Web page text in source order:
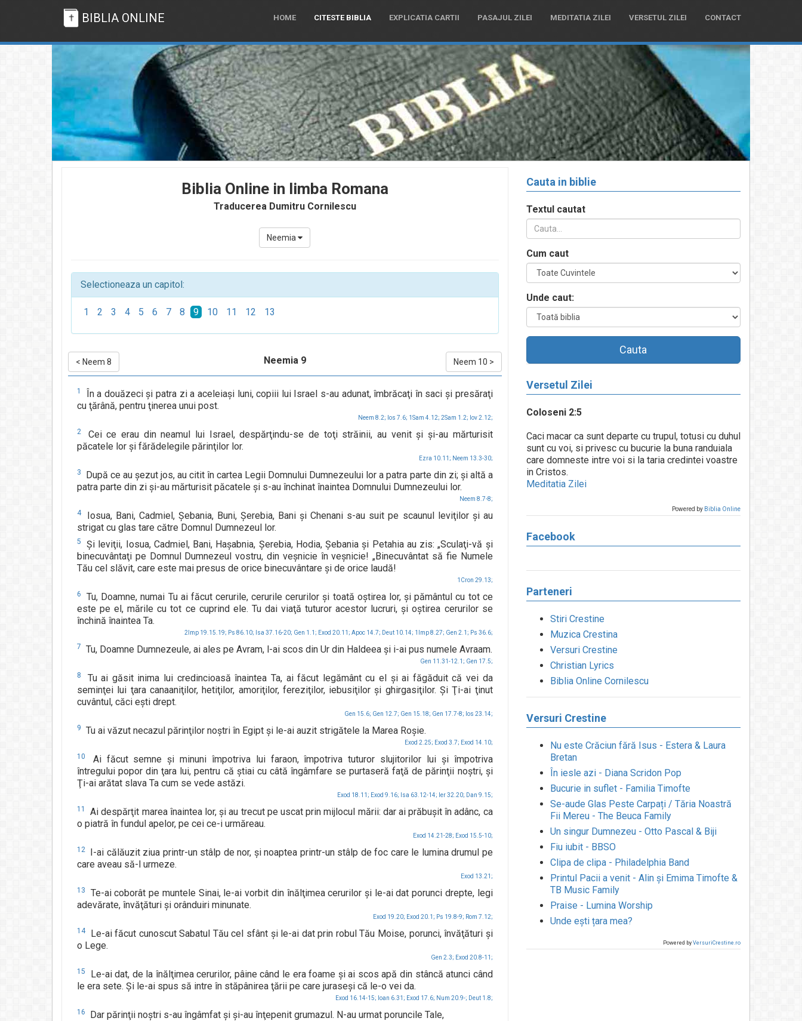
BIBLIA ONLINE HOME CITESTE BIBLIA EXPLICATIA CARTII PASAJUL ZILEI MEDITATIA ZILEI VERSETUL ZILEI CONTACT
Biblia Online in limba Romana
Traducerea Dumitru Cornilescu
Neemia
Selectioneaza un capitol:
1 2 3 4 5 6 7 8 9 10 11 12 13
< Neem 8 Neemia 9 Neem 10 >
1
În a douăzeci şi patra zi a aceleiaşi luni, copiii lui Israel s-au adunat, îmbrăcaţi în saci şi presăraţi
cu ţărână, pentru ţinerea unui post.
Neem 8.2; Ios 7.6; 1Sam 4.12; 2Sam 1.2; Iov 2.12;
2
Cei ce erau din neamul lui Israel, despărţindu-se de toţi străinii, au venit şi şi-au mărturisit
păcatele lor şi fărădelegile părinţilor lor.
Ezra 10.11; Neem 13.3-30;
3
După ce au şezut jos, au citit în cartea Legii Domnului Dumnezeului lor a patra parte din zi; şi altă a
patra parte din zi şi-au mărturisit păcatele şi s-au închinat înaintea Domnului Dumnezeului lor.
Neem 8.7-8;
4
Iosua, Bani, Cadmiel, Şebania, Buni, Şerebia, Bani şi Chenani s-au suit pe scaunul leviţilor şi au
strigat cu glas tare către Domnul Dumnezeul lor.
5
Şi leviţii, Iosua, Cadmiel, Bani, Haşabnia, Şerebia, Hodia, Şebania şi Petahia au zis: „Sculaţi-vă şi
binecuvântaţi pe Domnul Dumnezeul vostru, din veşnicie în veşnicie! „Binecuvântat să fie Numele
Tău cel slăvit, care este mai presus de orice binecuvântare şi de orice laudă!
1Cron 29.13;
6
Tu, Doamne, numai Tu ai făcut cerurile, cerurile cerurilor şi toată oştirea lor, şi pământul cu tot ce
este pe el, mările cu tot ce cuprind ele. Tu dai viaţă tuturor acestor lucruri, şi oştirea cerurilor se
închină înaintea Ta.
2Imp 19.15.19; Ps 86.10; Isa 37.16-20; Gen 1.1; Exod 20.11; Apoc 14.7; Deut 10.14; 1Imp 8.27; Gen 2.1; Ps 36.6;
7 Tu, Doamne Dumnezeule, ai ales pe Avram, l-ai scos din Ur din Haldeea şi i-ai pus numele Avraam.
Gen 11.31-12.1; Gen 17.5;
8
Tu ai găsit inima lui credincioasă înaintea Ta, ai făcut legământ cu el şi ai făgăduit că vei da
seminţei lui ţara canaaniţilor, hetiţilor, amoriţilor, fereziţilor, iebusiţilor şi ghirgasiţilor. Şi Ţi-ai ţinut
cuvântul, căci eşti drept.
Gen 15.6; Gen 12.7; Gen 15.18; Gen 17.7-8; Ios 23.14;
9 Tu ai văzut necazul părinţilor noştri în Egipt şi le-ai auzit strigătele la Marea Roşie.
Exod 2.25; Exod 3.7; Exod 14.10;
10
Ai făcut semne şi minuni împotriva lui faraon, împotriva tuturor slujitorilor lui şi împotriva
întregului popor din ţara lui, pentru că ştiai cu câtă îngâmfare se purtaseră faţă de părinţii noştri, şi
Ţi-ai arătat slava Ta cum se vede astăzi.
Exod 18.11; Exod 9.16; Isa 63.12-14; Ier 32.20; Dan 9.15;
11
Ai despărţit marea înaintea lor, şi au trecut pe uscat prin mijlocul mării: dar ai prăbuşit în adânc, ca
o piatră în fundul apelor, pe cei ce-i urmăreau.
Exod 14.21-28; Exod 15.5-10;
12
I-ai călăuzit ziua printr-un stâlp de nor, şi noaptea printr-un stâlp de foc care le lumina drumul pe
care aveau să-l urmeze.
Exod 13.21;
13
Te-ai coborât pe muntele Sinai, le-ai vorbit din înălţimea cerurilor şi le-ai dat porunci drepte, legi
adevărate, învăţături şi orânduiri minunate.
Exod 19.20; Exod 20.1; Ps 19.8-9; Rom 7.12;
14
Le-ai făcut cunoscut Sabatul Tău cel sfânt şi le-ai dat prin robul Tău Moise, porunci, învăţături şi
o Lege.
Gen 2.3; Exod 20.8-11;
15
Le-ai dat, de la înălţimea cerurilor, pâine când le era foame şi ai scos apă din stâncă atunci când
le era sete. Şi le-ai spus să intre în stăpânirea ţării pe care juraseşi că le-o vei da.
Exod 16.14-15; Ioan 6.31; Exod 17.6; Num 20.9-; Deut 1.8;
16 Dar părinţii noştri s-au îngâmfat şi şi-au înţepenit grumazul. N-au urmat poruncile Tale,
Cauta in biblie
Textul cautat
Cum caut
Unde caut:
Cauta
Versetul Zilei
Coloseni 2:5
Caci macar ca sunt departe cu trupul, totusi cu duhul
sunt cu voi, si privesc cu bucurie la buna randuiala
care domneste intre voi si la taria credintei voastre
in Cristos.
Meditatia Zilei
Powered by Biblia Online
Facebook
Parteneri
Stiri Crestine
Muzica Crestina
Versuri Crestine
Christian Lyrics
Biblia Online Cornilescu
Versuri Crestine
Nu este Crăciun fără Isus - Estera & Laura
Bretan
În iesle azi - Diana Scridon Pop
Bucurie in suflet - Familia Timofte
Se-aude Glas Peste Carpați / Tăria Noastră
Fii Mereu - The Beuca Family
Un singur Dumnezeu - Otto Pascal & Biji
Fiu iubit - BBSO
Clipa de clipa - Philadelphia Band
Printul Pacii a venit - Alin și Emima Timofte &
TB Music Family
Praise - Lumina Worship
Unde ești țara mea?
Powered by VersuriCrestine.ro